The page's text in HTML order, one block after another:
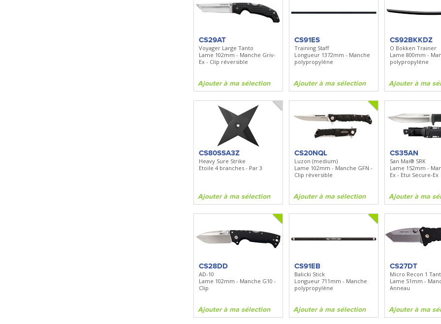
CS29AT
Voyager Large Tanto
Lame 102mm - Manche Griv-
Ex - Clip réversible
Ajouter à ma sélection
CS91ES
Training Staff
Longueur 1372mm - Manche
polypropylène
Ajouter à ma sélection
CS92BKKDZ
O Bokken Trainer
Lame 800mm -
polypropylène
Ajouter à ma
CS80SSA3Z
Heavy Sure Strike
Etoile 4 branches - Par 3
Ajouter à ma sélection
CS20NQL
Luzon (medium)
Lame 102mm - Manche GFN -
Clip réversible
Ajouter à ma sélection
CS35AN
San Mai® SRK
Lame 152mm -
Ex - Etui Secure-Ex
Ajouter à ma
CS28DD
AD-10
Lame 102mm - Manche G10 -
Clip
Ajouter à ma sélection
CS91EB
Balicki Stick
Longueur 711mm - Manche
polypropylène
Ajouter à ma sélection
CS27DT
Micro Recon 1
Lame 51mm -
Anneau
Ajouter à ma